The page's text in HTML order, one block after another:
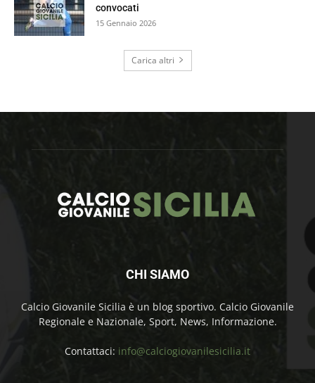
convocati
15 Gennaio 2026
Carica altri
CHI SIAMO
Calcio Giovanile Sicilia è un blog sportivo. Calcio Giovanile
Regionale e Nazionale, Sport, News, Informazione.
Contattaci: info@calciogiovanilesicilia.it